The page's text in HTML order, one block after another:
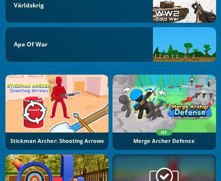
Världskrig
Ape Of War
Stickman Archer: Shooting Arrows
NY
Merge Archer Defence